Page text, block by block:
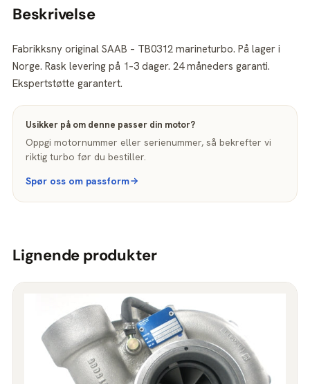
Beskrivelse
Fabrikksny original SAAB – TB0312 marineturbo. På lager i
Norge. Rask levering på 1–3 dager. 24 måneders garanti.
Ekspertstøtte garantert.
Usikker på om denne passer din motor?
Oppgi motornummer eller serienummer, så bekrefter vi
riktig turbo før du bestiller.
Spør oss om passform
Lignende produkter